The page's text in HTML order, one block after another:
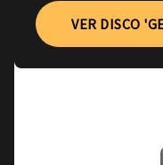
VER DISCO